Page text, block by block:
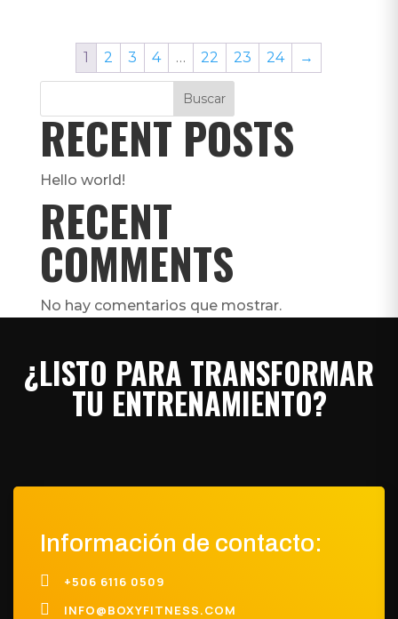
1 2 3 4 … 22 23 24 →
Buscar
RECENT POSTS
Hello world!
RECENT
COMMENTS
No hay comentarios que mostrar.
¿LISTO PARA TRANSFORMAR
TU ENTRENAMIENTO?
Información de contacto:
 +506 6116 0509
 INFO@BOXYFITNESS.COM